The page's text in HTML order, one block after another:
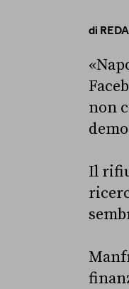
di
non
Il